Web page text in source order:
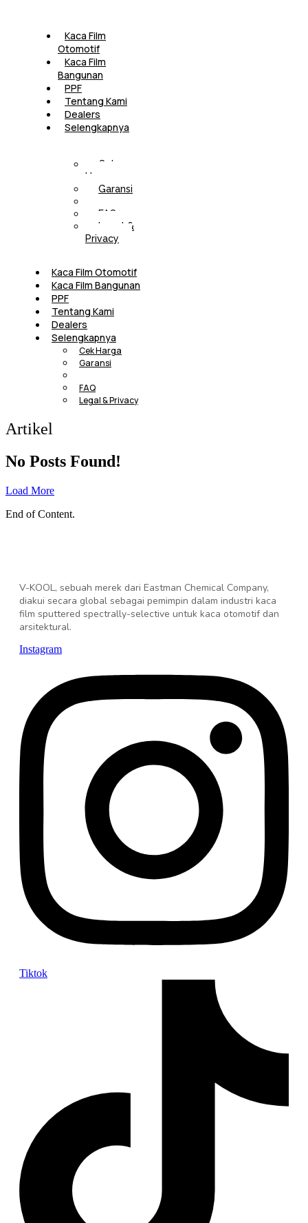
Kaca Film
Otomotif
Kaca Film
Bangunan
PPF
Tentang Kami
Dealers
Selengkapnya
Cek
Harga
Garansi
FAQ
Legal &
Privacy
Kaca Film Otomotif
Kaca Film Bangunan
PPF
Tentang Kami
Dealers
Selengkapnya
Cek Harga
Garansi
FAQ
Legal & Privacy
Artikel
No Posts Found!
Load More
End of Content.
V-KOOL, sebuah merek dari Eastman Chemical Company,
diakui secara global sebagai pemimpin dalam industri kaca
film sputtered spectrally-selective untuk kaca otomotif dan
arsitektural.
Instagram
Tiktok